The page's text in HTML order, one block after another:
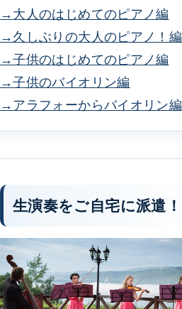
→大人のはじめてのピアノ編
→久しぶりの大人のピアノ！編
→子供のはじめてのピアノ編
→子供のバイオリン編
→アラフォーからバイオリン編
生演奏をご自宅に派遣！